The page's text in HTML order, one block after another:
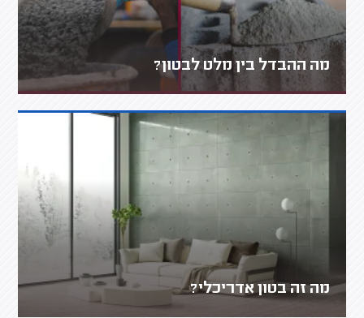
מה ההבדל בין מלט לבטון?
מה זה בטון אדריכלי?